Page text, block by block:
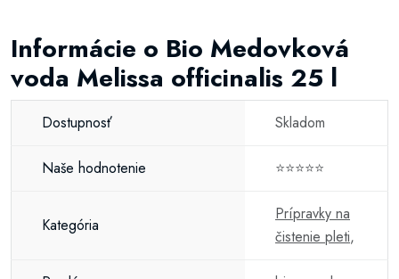
Informácie o Bio Medovková
voda Melissa officinalis 25 l
Dostupnosť Skladom
Naše hodnotenie ⭐⭐⭐⭐⭐
Kategória
Prípravky na
čistenie pleti,